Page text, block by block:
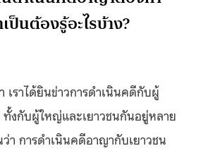
ป็นต้องรู้อะไรบ้าง?
เราได้ยินข่าวการดำเนินคดีกับผู้
ทั้งกับผู้ใหญ่และเยาวชนกันอยู่หลาย
า การดำเนินคดีอาญากับเยาวชน